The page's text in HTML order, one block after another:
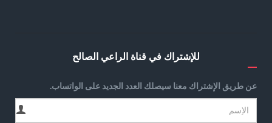
للإشتراك في قناة الراعي الصالح
عن طريق الإشتراك معنا سيصلك العدد الجديد على الواتساب.